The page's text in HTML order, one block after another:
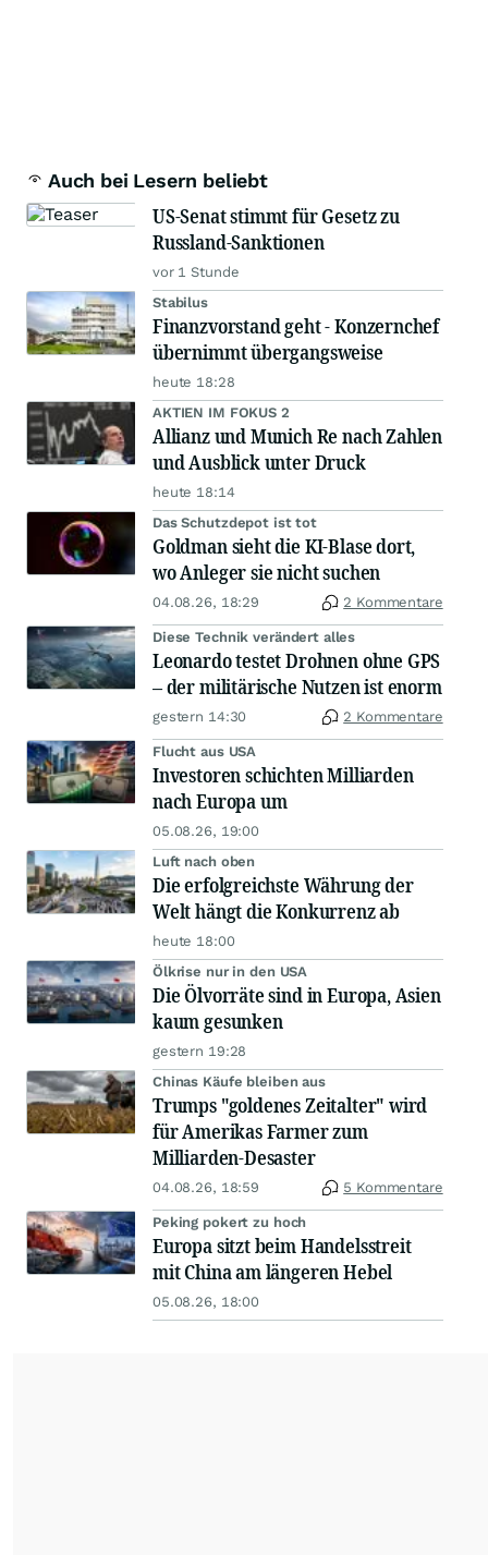
Auch bei Lesern beliebt
US-Senat stimmt für Gesetz zu
Russland-Sanktionen
vor 1 Stunde
Stabilus
Finanzvorstand geht - Konzernchef
übernimmt übergangsweise
heute 18:28
AKTIEN IM FOKUS 2
Allianz und Munich Re nach Zahlen
und Ausblick unter Druck
heute 18:14
Das Schutzdepot ist tot
Goldman sieht die KI-Blase dort,
wo Anleger sie nicht suchen
04.08.26, 18:29 2 Kommentare
Diese Technik verändert alles
Leonardo testet Drohnen ohne GPS
– der militärische Nutzen ist enorm
gestern 14:30 2 Kommentare
Flucht aus USA
Investoren schichten Milliarden
nach Europa um
05.08.26, 19:00
Luft nach oben
Die erfolgreichste Währung der
Welt hängt die Konkurrenz ab
heute 18:00
Ölkrise nur in den USA
Die Ölvorräte sind in Europa, Asien
kaum gesunken
gestern 19:28
Chinas Käufe bleiben aus
Trumps "goldenes Zeitalter" wird
für Amerikas Farmer zum
Milliarden-Desaster
04.08.26, 18:59 5 Kommentare
Peking pokert zu hoch
Europa sitzt beim Handelsstreit
mit China am längeren Hebel
05.08.26, 18:00